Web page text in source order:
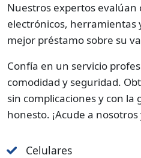
Nuestros expertos evalúan
electrónicos, herramientas
mejor préstamo sobre su
Confía en un servicio
comodidad y seguridad.
sin complicaciones y con
honesto. ¡Acude a
Celulares